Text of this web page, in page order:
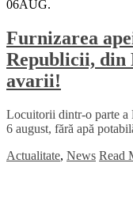
06AUG.
Furnizarea
Republicii, din
avarii!
Locuitorii dintr-o parte a
6 august, fără apă
Actualitate, News Read